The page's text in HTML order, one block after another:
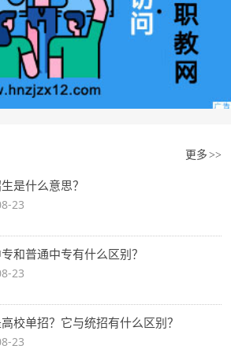
更多 >>
是什么意思？
23
和普通中专有什么区别？
23
校单招？它与统招有什么区别？
23